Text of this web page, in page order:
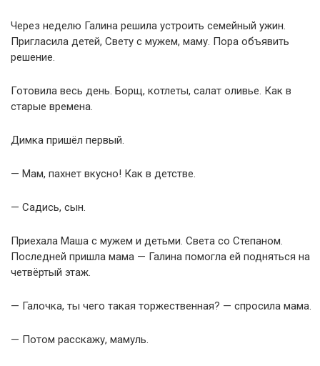
Через неделю Галина решила устроить семейный ужин.
Пригласила детей, Свету с мужем, маму. Пора объявить
решение.
Готовила весь день. Борщ, котлеты, салат оливье. Как в
старые времена.
Димка пришёл первый.
— Мам, пахнет вкусно! Как в детстве.
— Садись, сын.
Приехала Маша с мужем и детьми. Света со Степаном.
Последней пришла мама — Галина помогла ей подняться на
четвёртый этаж.
— Галочка, ты чего такая торжественная? — спросила мама.
— Потом расскажу, мамуль.